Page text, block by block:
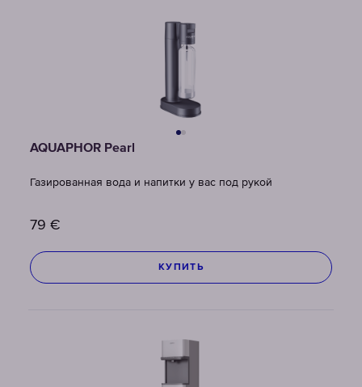
AQUAPHOR Pearl
Газированная вода и напитки у вас под рукой
79 €
КУПИТЬ